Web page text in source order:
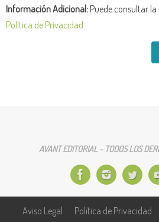
Información Adicional:Puede consultar
Política de Privacidad
AVANT EDITORIAL - TODOS LOS
Aviso Legal Política de Privacidad